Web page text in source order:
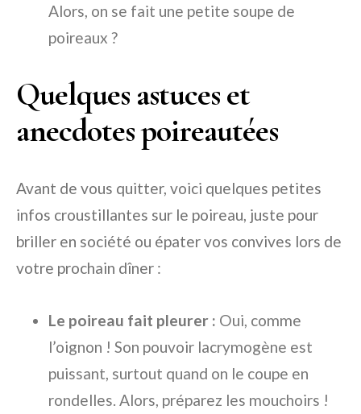
Alors, on se fait une petite soupe de
poireaux ?
Quelques astuces et
anecdotes poireautées
Avant de vous quitter, voici quelques petites
infos croustillantes sur le poireau, juste pour
briller en société ou épater vos convives lors de
votre prochain dîner :
Le poireau fait pleurer : Oui, comme
l’oignon ! Son pouvoir lacrymogène est
puissant, surtout quand on le coupe en
rondelles. Alors, préparez les mouchoirs !